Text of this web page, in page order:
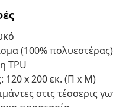
(100%
TPU
120 x 200 εκ. (Π x Μ)
στις τέσσερις